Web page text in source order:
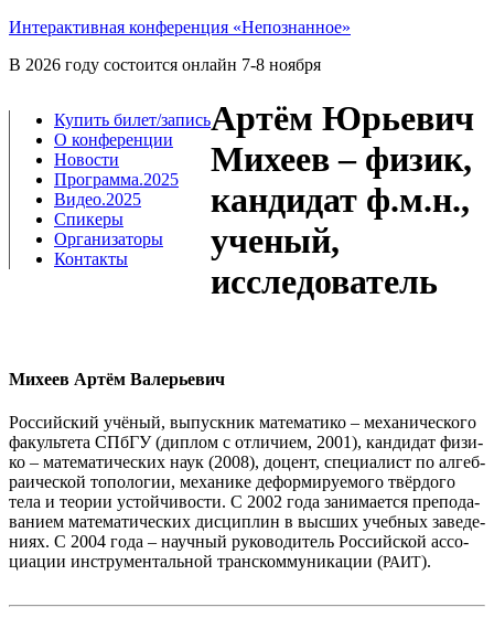
Интерактивная конференция «Непознанное»
В 2026 году состоится онлайн 7-8 ноября
Купить билет/​запись
О конференции
Новости
Программа.2025
Видео.2025
Спикеры
Организаторы
Контакты
Артём Юрьевич
Михеев – физик,
кандидат ф.м.н.,
ученый,
исследователь
Михеев Артём Валерьевич
Рос­сий­ский учё­ный, выпуск­ник мате­ма­ти­ко – меха­ни­че­ско­го
факуль­те­та СПб­ГУ (диплом с отли­чи­ем, 2001), кан­ди­дат физи­
ко – мате­ма­ти­че­ских наук (2008), доцент, спе­ци­а­лист по алгеб­
ра­и­че­ской топо­ло­гии, меха­ни­ке дефор­ми­ру­е­мо­го твёр­до­го
тела и тео­рии устой­чи­во­сти. С 2002 года зани­ма­ет­ся пре­по­да­
ва­ни­ем мате­ма­ти­че­ских дис­ци­плин в выс­ших учеб­ных заве­де­
ни­ях. С 2004 года – науч­ный руко­во­ди­тель Рос­сий­ской ассо­
ци­а­ции инстру­мен­таль­ной тран­ском­му­ни­ка­ции (РАИТ).